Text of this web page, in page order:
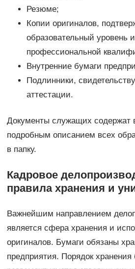
Резюме;
Копии оригиналов,
образовательный уровень
профессиональной
Внутренние бумаги
Подлинники,
аттестации.
Документы служащих содержат
подробным описанием всех
в папку.
Кадровое
правила хранения и
Важнейшим направлением
является сфера хранения и
оригиналов. Бумаги обязаны
предприятия. Порядок хранения